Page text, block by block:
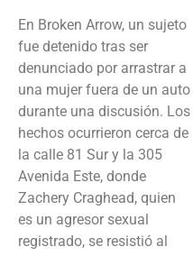
En Broken Arrow, un sujeto
fue detenido tras ser
denunciado por arrastrar a
una mujer fuera de un auto
durante una discusión. Los
hechos ocurrieron cerca de
la calle 81 Sur y la 305
Avenida Este, donde
Zachery Craghead, quien
es un agresor sexual
registrado, se resistió al